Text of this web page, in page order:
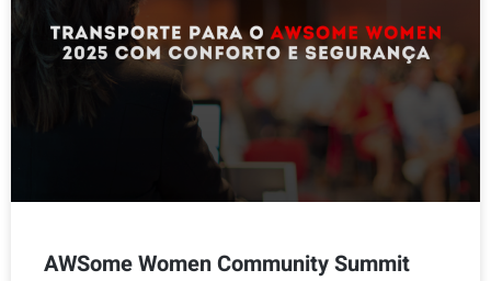
AWSome Women Community Summit